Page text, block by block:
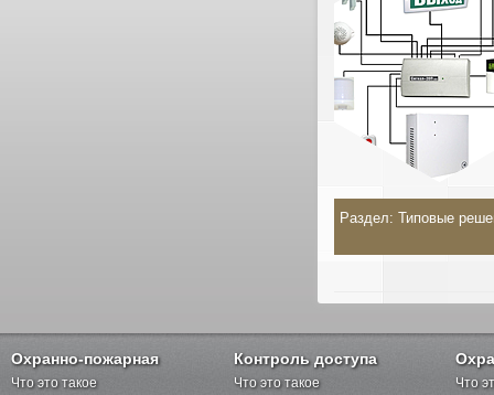
Раздел: Типовые
Охранно-пожарная
Что это такое
Контроль доступа
Что это такое
Что